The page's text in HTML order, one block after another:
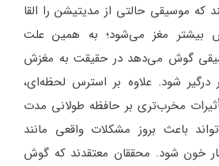
که موسیقی حالتی از مدیتیشن را القا
بیشتر مغز می‌شود؛ به همین علت
گوش می‌دهد در حقیقت به مغزش
درگیر شود. علاوه بر استرس لحظه‌ای،
مخرب‌تری بر حافظه طولانی مدت
باعث بروز مشکلات واقعی مانند
خون شود. محققان معتقدند که گوش